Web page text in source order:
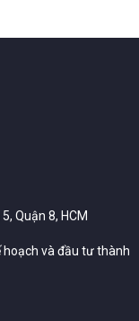
Quận 8, HCM
hoạch và đầu tư thành